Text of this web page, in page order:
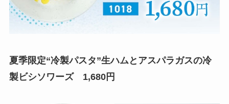
夏季限定“冷製パスタ”生ハムとアスパラガスの冷
製ビシソワーズ 1,680円